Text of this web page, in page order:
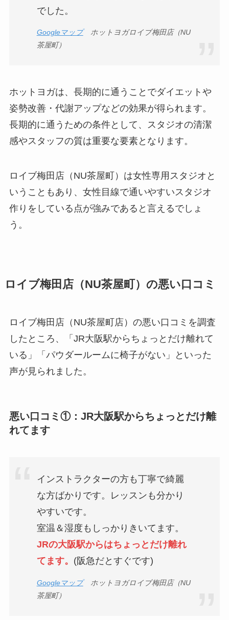
でした。
Googleマップホットヨガロイブ梅田店（NU
茶屋町）
ホットヨガは、長期的に通うことでダイエットや
姿勢改善・代謝アップなどの効果が得られます。
長期的に通うための条件として、スタジオの清潔
感やスタッフの質は重要な要素となります。
ロイブ梅田店（NU茶屋町）は女性専用スタジオと
いうこともあり、女性目線で通いやすいスタジオ
作りをしている点が強みであると言えるでしょ
う。
ロイブ梅田店（NU茶屋町）の悪い口コミ
ロイブ梅田店（NU茶屋町店）の悪い口コミを調査
したところ、「JR大阪駅からちょっとだけ離れて
いる」「パウダールームに椅子がない」といった
声が見られました。
悪い口コミ①：JR大阪駅からちょっとだけ離
れてます
インストラクターの方も丁寧で綺麗
な方ばかりです。レッスンも分かり
やすいです。
室温＆湿度もしっかりきいてます。
JRの大阪駅からはちょっとだけ離れ
てます。 (阪急だとすぐです)
Googleマップホットヨガロイブ梅田店（NU
茶屋町）